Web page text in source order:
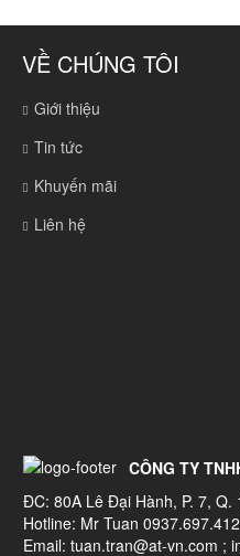
VỀ CHÚNG TÔI
Giới thiệu
Tin tức
Khuyến mãi
Liên hệ
CÔNG TY
ĐC: 80A Lê Đại Hành, P. 7,
Hotline: Mr Tuan
Email: tuan.tran@at-vn.com ;